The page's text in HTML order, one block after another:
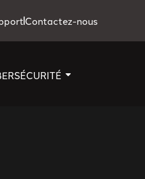
Contactez-nous